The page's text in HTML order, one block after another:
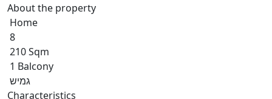
About the property
Home
8
210 Sqm
1 Balcony
גמיש
Characteristics